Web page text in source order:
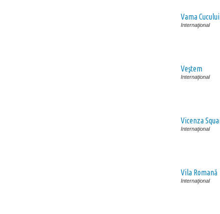
Vama Cucului
Internaţional
Veştem
Internaţional
Vicenza
Internaţional
Vila Romană
Internaţional